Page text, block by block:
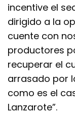
incentive el
dirigido a la
cuente con
productores
recuperar el
arrasado por
como es el
Lanzarote”.